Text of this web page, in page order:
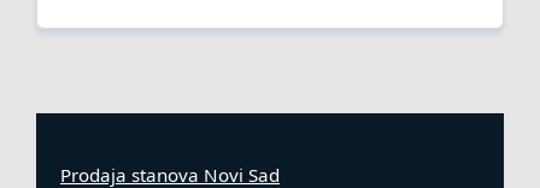
Prodaja stanova Novi Sad